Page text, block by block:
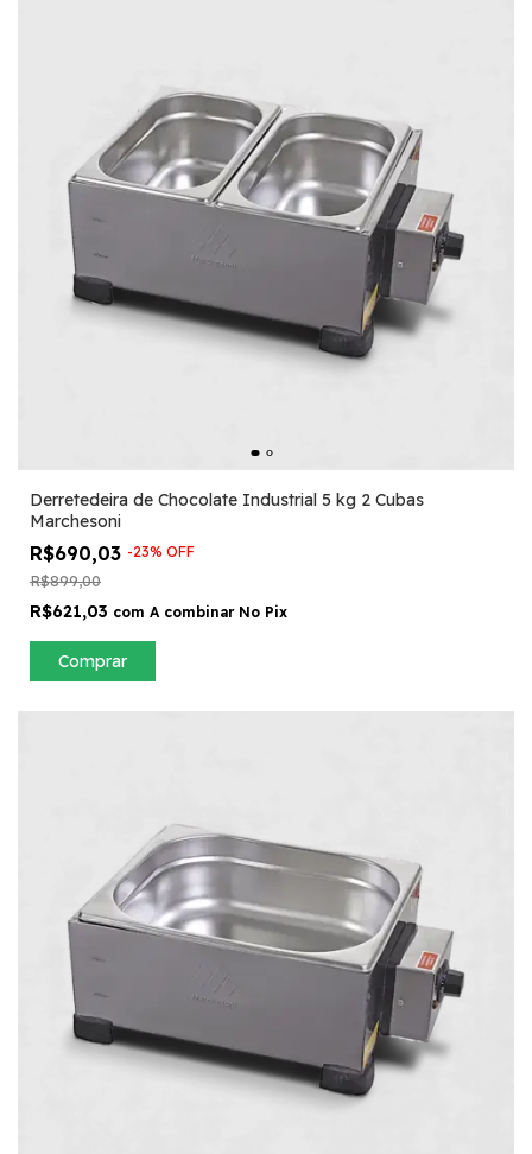
Derretedeira de Chocolate Industrial 5 kg 2 Cubas
Marchesoni
R$690,03 -23% OFF
R$899,00
R$621,03 com A combinar No Pix
Comprar